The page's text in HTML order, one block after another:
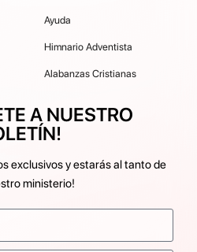
Ayuda
Himnario Adventista
Alabanzas Cristianas
A NUESTRO
exclusivos y estarás al tanto de
ministerio!